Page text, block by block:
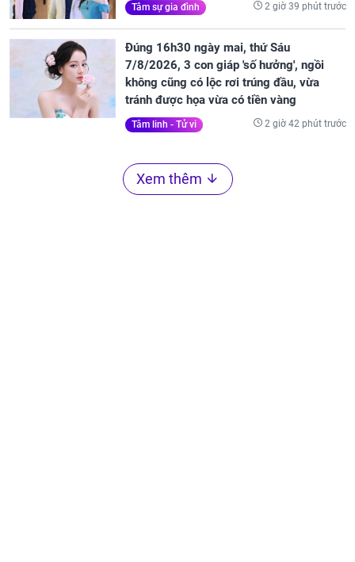
Tâm sự gia đình 2 giờ 39 phút trước
Đúng 16h30 ngày mai, thứ Sáu
7/8/2026, 3 con giáp 'số hưởng', ngồi
không cũng có lộc rơi trúng đầu, vừa
tránh được họa vừa có tiền vàng
Tâm linh - Tử vi 2 giờ 42 phút trước
Xem thêm